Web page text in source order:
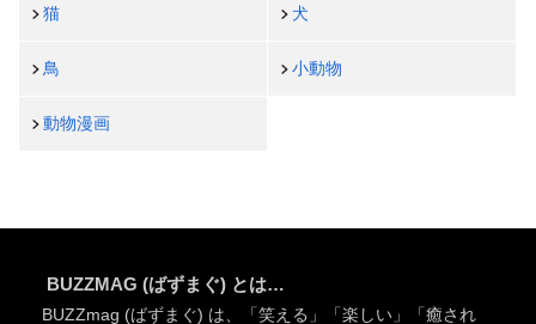
猫 犬
鳥 小動物
動物漫画
BUZZMAG (ばずまぐ) とは…
BUZZmag (ばずまぐ) は、「笑える」「楽しい」「癒され